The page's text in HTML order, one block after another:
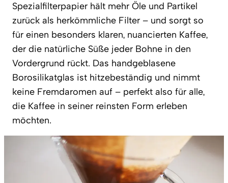
Spezialfilterpapier hält mehr Öle und Partikel
zurück als herkömmliche Filter – und sorgt so
für einen besonders klaren, nuancierten Kaffee,
der die natürliche Süße jeder Bohne in den
Vordergrund rückt. Das handgeblasene
Borosilikatglas ist hitzebeständig und nimmt
keine Fremdaromen auf – perfekt also für alle,
die Kaffee in seiner reinsten Form erleben
möchten.